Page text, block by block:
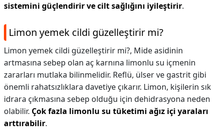
sistemini güçlendirir ve cilt sağlığını iyileştirir.
Limon yemek cildi güzelleştirir mi?
Limon yemek cildi güzelleştirir mi?, Mide asidinin
artmasına sebep olan aç karnına limonlu su içmenin
zararları mutlaka bilinmelidir. Reflü, ülser ve gastrit gibi
önemli rahatsızlıklara davetiye çıkarır. Limon, kişilerin sık
idrara çıkmasına sebep olduğu için dehidrasyona neden
olabilir. Çok fazla limonlu su tüketimi ağız içi yaraları
arttırabilir.